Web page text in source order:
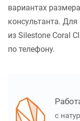
вариантах
консультанта.
из Silestone Coral
по телефону.
с